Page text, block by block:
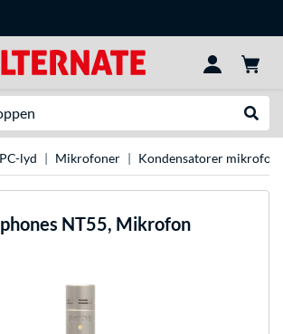
PC-lyd Mikrofoner Kondensatorer mikrofon
NT55, Mikrofon